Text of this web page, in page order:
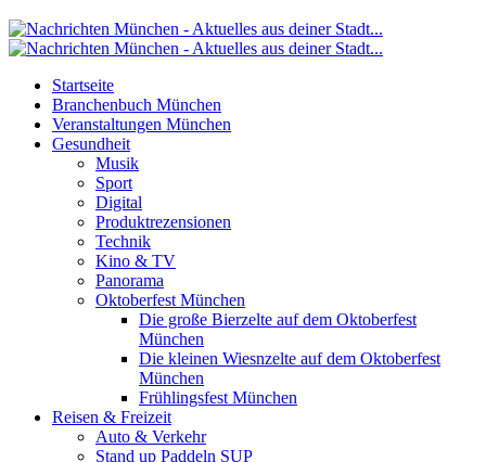
Startseite
Branchenbuch München
Veranstaltungen München
Gesundheit
Musik
Sport
Digital
Produktrezensionen
Technik
Kino & TV
Panorama
Oktoberfest München
Die große Bierzelte auf dem Oktoberfest
München
Die kleinen Wiesnzelte auf dem Oktoberfest
München
Frühlingsfest München
Reisen & Freizeit
Auto & Verkehr
Stand up Paddeln SUP